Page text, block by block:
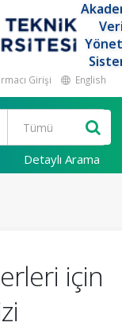
Girişi English
Detaylı Arama
için